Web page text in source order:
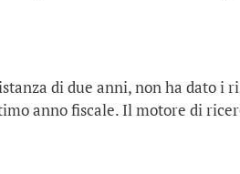
di due anni, non ha dato i
anno fiscale. Il motore di